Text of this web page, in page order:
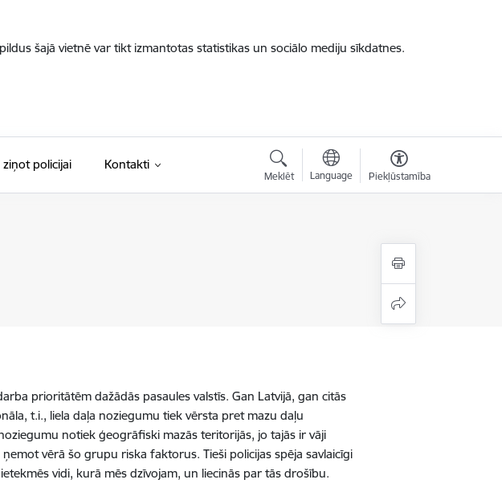
šajā vietnē var tikt izmantotas statistikas un sociālo mediju sīkdatnes.
ziņot policijai Kontakti
Meklēt Language Piekļūstamība
prioritātēm dažādās pasaules valstīs. Gan Latvijā, gan citās
t.i., liela daļa noziegumu tiek vērsta pret mazu daļu
notiek ģeogrāfiski mazās teritorijās, jo tajās ir vāji
vērā šo grupu riska faktorus. Tieši policijas spēja savlaicīgi
vidi, kurā mēs dzīvojam, un liecinās par tās drošību.